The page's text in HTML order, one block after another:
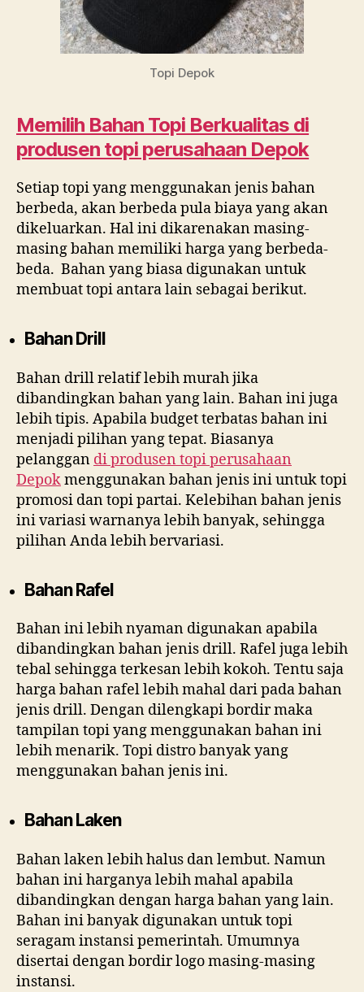
Topi Depok
Memilih Bahan Topi Berkualitas di
produsen topi perusahaan Depok
Setiap topi yang menggunakan jenis bahan
berbeda, akan berbeda pula biaya yang akan
dikeluarkan. Hal ini dikarenakan masing-
masing bahan memiliki harga yang berbeda-
beda. Bahan yang biasa digunakan untuk
membuat topi antara lain sebagai berikut.
Bahan Drill
Bahan drill relatif lebih murah jika
dibandingkan bahan yang lain. Bahan ini juga
lebih tipis. Apabila budget terbatas bahan ini
menjadi pilihan yang tepat. Biasanya
pelanggan diprodusen topi perusahaan
Depokmenggunakan bahan jenis ini untuk topi
promosi dan topi partai. Kelebihan bahan jenis
ini variasi warnanya lebih banyak, sehingga
pilihan Anda lebih bervariasi.
Bahan Rafel
Bahan ini lebih nyaman digunakan apabila
dibandingkan bahan jenis drill. Rafel juga lebih
tebal sehingga terkesan lebih kokoh. Tentu saja
harga bahan rafel lebih mahal dari pada bahan
jenis drill. Dengan dilengkapi bordir maka
tampilan topi yang menggunakan bahan ini
lebih menarik. Topi distro banyak yang
menggunakan bahan jenis ini.
Bahan Laken
Bahan laken lebih halus dan lembut. Namun
bahan ini harganya lebih mahal apabila
dibandingkan dengan harga bahan yang lain.
Bahan ini banyak digunakan untuk topi
seragam instansi pemerintah. Umumnya
disertai dengan bordir logo masing-masing
instansi.